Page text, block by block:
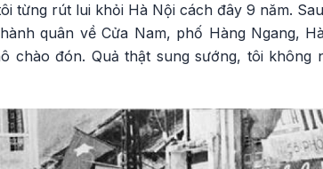
từng rút lui khỏi Hà Nội cách đây 9 năm.
quân về Cửa Nam, phố Hàng Ngang,
chào đón. Quả thật sung sướng, tôi không